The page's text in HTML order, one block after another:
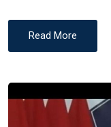
Read More